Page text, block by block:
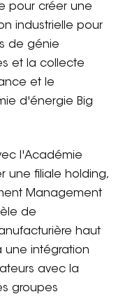
pour créer une
industrielle pour
de génie
et la collecte
et le
d'énergie Big
l'Académie
une filiale holding,
Management
de
haut
une intégration
avec la
groupes